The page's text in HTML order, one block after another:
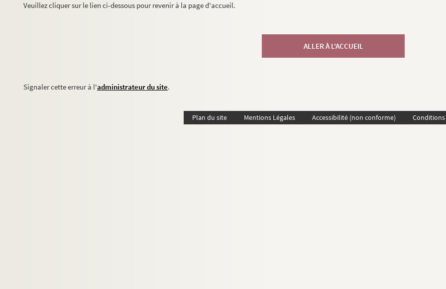
Veuillez cliquer sur le lien ci-dessous pour revenir à la page d'accueil.
ALLER À L'ACCUEIL
Signaler cette erreur à l'administrateur du site.
Plan du site Mentions Légales Accessibilité (non conforme)